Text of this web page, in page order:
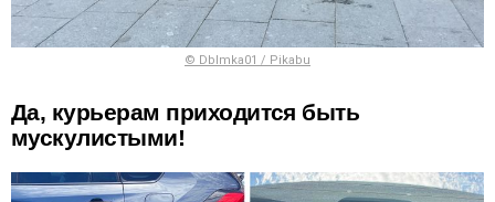
© Dblmka01 / Pikabu
Да, курьерам приходится быть
мускулистыми!